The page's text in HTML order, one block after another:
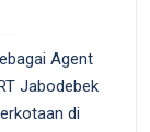
Agent
Jabodebek
di